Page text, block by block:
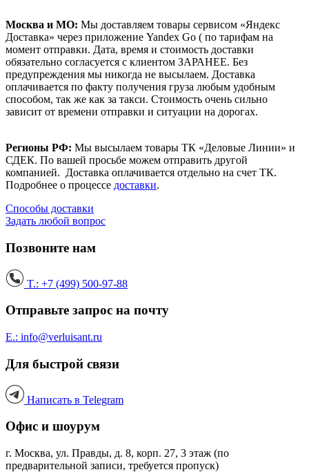
Москва и МО: Мы доставляем товары сервисом «Яндекс
Доставка» через приложение Yandex Go ( по тарифам на
момент отправки. Дата, время и стоимость доставки
обязательно согласуется с клиентом ЗАРАНЕЕ. Без
предупреждения мы никогда не высылаем. Доставка
оплачивается по факту получения груза любым удобным
способом, так же как за такси. Стоимость очень сильно
зависит от времени отправки и ситуации на дорогах.
Регионы РФ: Мы высылаем товары ТК «Деловые Линии» и
СДЕК. По вашей просьбе можем отправить другой
компанией. Доставка оплачивается отдельно на счет ТК.
Подробнее о процессе доставки.
Способы доставки
Задать любой вопрос
Позвоните нам
T.: +7 (499) 500-97-88
Отправьте запрос на почту
E.: info@verluisant.ru
Для быстрой связи
Написать в Telegram
Офис и шоурум
г. Москва, ул. Правды, д. 8, корп. 27, 3 этаж (по
предварительной записи, требуется пропуск)